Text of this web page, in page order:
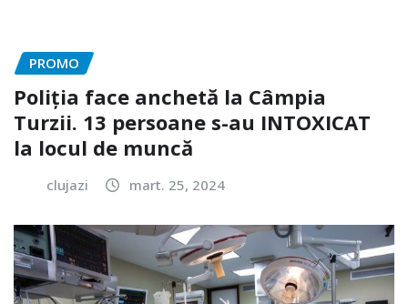
PROMO
Poliția face anchetă la Câmpia
Turzii. 13 persoane s-au INTOXICAT
la locul de muncă
clujazi mart. 25, 2024